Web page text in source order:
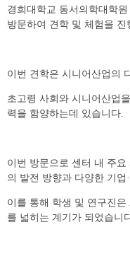
경희대학교 동서의학대학
방문하여 견학 및 체험을 진
이번 견학은 시니어산업의
초고령 사회와 시니어산업
력을 함양하는데 있습니다.
이번 방문으로 센터 내 주
의 발전 방향과 다양한 기업
이를 통해 학생 및 연구진은
를 넓히는 계기가 되었습니